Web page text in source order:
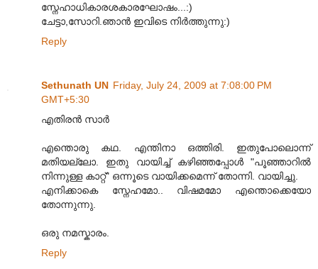
സ്നേഹാധികാരശകാരഘോഷം...:)
ചേട്ടാ,സോറി.ഞാൻ ഇവിടെ നിർത്തുന്നു:)
Reply
Sethunath UN Friday, July 24, 2009 at 7:08:00 PM
GMT+5:30
എതിരന്‍ സാ‌ര്‍
എന്തൊരു കഥ. എന്തിനാ ഒത്തിരി. ഇതുപോലൊന്ന്
മ‌തിയല്ലോ. ഇതു വായിച്ച് കഴിഞ്ഞപ്പോ‌ള്‍ "പൂഞ്ഞാറില്‍
നിന്നുള്ള കാറ്റ്" ഒന്നൂടെ വായിക്കമെന്ന് തോന്നി. വായിച്ചു.
എനിക്കാകെ സ്നേഹമോ.. വിഷമ‌മോ എന്തൊക്കെയോ
തോന്നുന്നു.
ഒരു നമ‌സ്കാരം.
Reply